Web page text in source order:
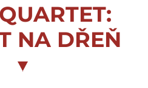
NA DŘEŇ